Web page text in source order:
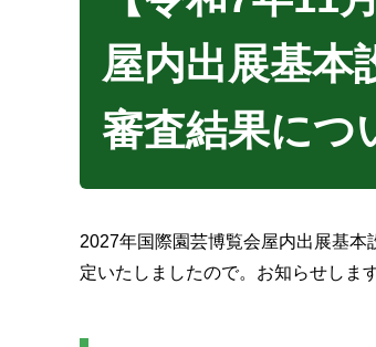
屋内出展基本
審査結果につ
2027年国際園芸博覧会屋内出展基
定いたしましたので。お知らせします